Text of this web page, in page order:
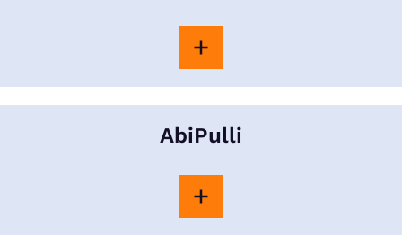
AbiPulli